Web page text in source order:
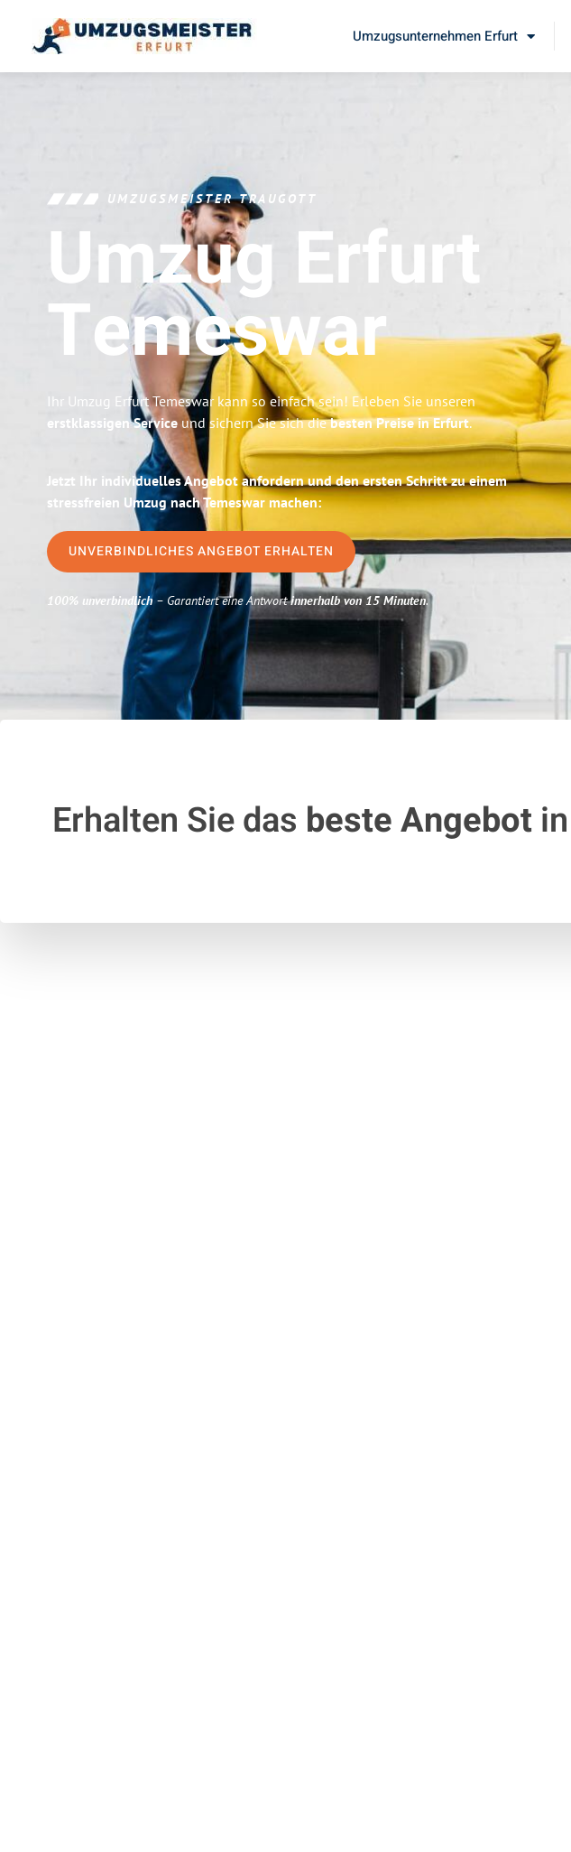
Umzugsunternehmen Erfurt
UMZUGSMEISTER TRAUGOTT
Umzug Erfurt
Temeswar
Ihr Umzug Erfurt Temeswar kann so einfach sein! Erleben Sie unseren
erstklassigen Service und sichern Sie sich diebesten Preise in Erfurt.
Jetzt Ihr individuelles Angebot anfordern und den ersten Schritt zu einem
stressfreien Umzug nach Temeswar machen:
UNVERBINDLICHES ANGEBOT ERHALTEN
100% unverbindlich– Garantiert eine Antwortinnerhalb von 15 Minuten.
Erhalten Sie das beste Angebot